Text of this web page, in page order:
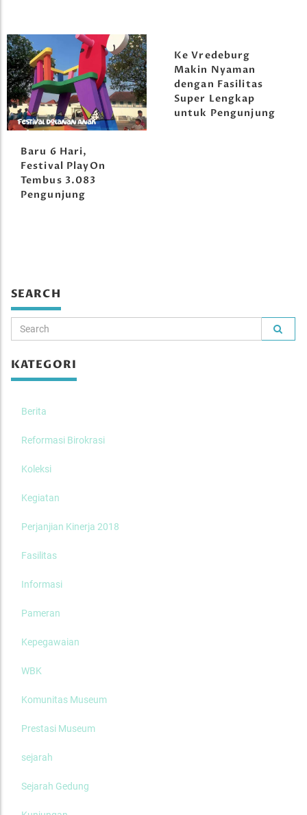
Baru 6 Hari,
Festival PlayOn
Tembus 3.083
Pengunjung
Ke Vredeburg
Makin Nyaman
dengan Fasilitas
Super Lengkap
untuk Pengunjung
SEARCH
KATEGORI
Berita
Reformasi Birokrasi
Koleksi
Kegiatan
Perjanjian Kinerja 2018
Fasilitas
Informasi
Pameran
Kepegawaian
WBK
Komunitas Museum
Prestasi Museum
sejarah
Sejarah Gedung